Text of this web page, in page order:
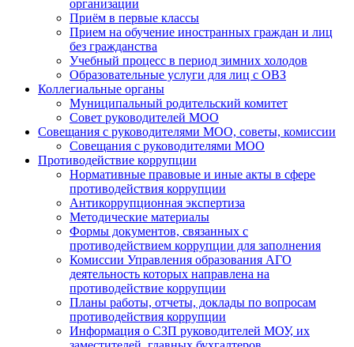
организации
Приём в первые классы
Прием на обучение иностранных граждан и лиц
без гражданства
Учебный процесс в период зимних холодов
Образовательные услуги для лиц с ОВЗ
Коллегиальные органы
Муниципальный родительский комитет
Совет руководителей МОО
Совещания с руководителями МОО, советы, комиссии
Совещания с руководителями МОО
Противодействие коррупции
Нормативные правовые и иные акты в сфере
противодействия коррупции
Антикоррупционная экспертиза
Методические материалы
Формы документов, связанных с
противодействием коррупции для заполнения
Комиссии Управления образования АГО
деятельность которых направлена на
противодействие коррупции
Планы работы, отчеты, доклады по вопросам
противодействия коррупции
Информация о СЗП руководителей МОУ, их